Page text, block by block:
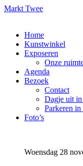
Markt Twee
Home
Kunstwinkel
Exposeren
Onze
Agenda
Bezoek
Contact
Dagje uit
Parkeren
Foto’s
Woensdag 28